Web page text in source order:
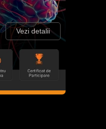
Vezi detalii